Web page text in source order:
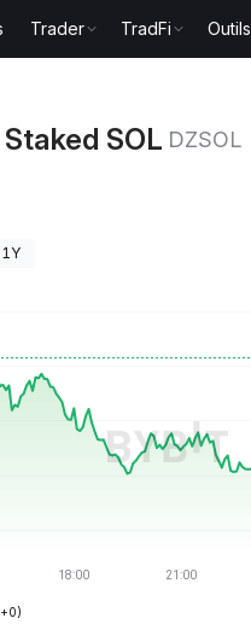
Trader TradFi Outils
SOL DZSOL
1Y